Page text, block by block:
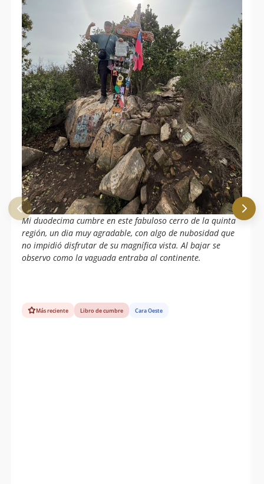
Mi duodecima cumbre en este fabuloso cerro de la quinta
región, un dia muy agradable, con algo de nubosidad que
no impidió disfrutar de su magnífica vista. Al bajar se
observo como la vaguada entraba al continente.
Más reciente Libro de cumbre Cara Oeste